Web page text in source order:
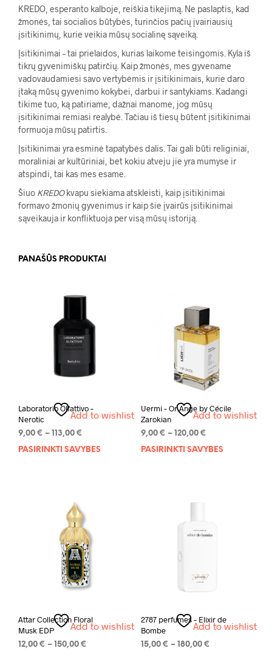
KREDO, esperanto kalboje, reiškia tikėjimą. Ne paslaptis, kad
žmonės, tai socialios būtybės, turinčios pačių įvairiausių
įsitikinimų, kurie veikia mūsų socialinę sąveiką.
Įsitikinimai – tai prielaidos, kurias laikome teisingomis. Kyla iš
tikrų gyvenimiškų patirčių. Kaip žmonės, mes gyvename
vadovaudamiesi savo vertybėmis ir įsitikinimais, kurie daro
įtaką mūsų gyvenimo kokybei, darbui ir santykiams. Kadangi
tikime tuo, ką patiriame, dažnai manome, jog mūsų
įsitikinimai remiasi realybė. Tačiau iš tiesų būtent įsitikinimai
formuoja mūsų patirtis.
Įsitikinimai yra esminė tapatybės dalis. Tai gali būti religiniai,
moraliniai ar kultūriniai, bet kokiu atveju jie yra mumyse ir
atspindi, tai kas mes esame.
Šiuo KREDOkvapu siekiama atskleisti, kaip įsitikinimai
formavo žmonių gyvenimus ir kaip šie įvairūs įsitikinimai
sąveikauja ir konfliktuoja per visą mūsų istoriją.
PANAŠŪS PRODUKTAI
Add to wishlist
Laboratorio Olfattivo –
Nerotic
9,00 € – 113,00 €
range:
PASIRINKTI SAVYBES
This
page
Add to wishlist
Uermi – Or Ange by Cécile
Zarokian
9,00 € – 120,00 €Price
range:
PASIRINKTI SAVYBES
Add to wishlist
Attar Collection Floral
Musk EDP
12,00 € – 150,00 €
Add to wishlist
2787 perfumes – Elixir de
Bombe
15,00 € – 180,00 €Price